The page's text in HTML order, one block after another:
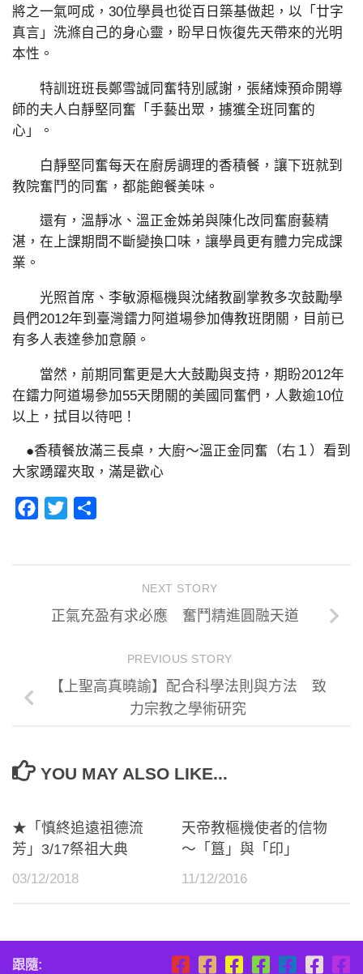
將之一氣呵成，30位學員也從百日築基做起，以「廿字
真言」洗滌自己的身心靈，盼早日恢復先天帶來的光明
本性。
特訓班班長鄭雪誠同奮特別感謝，張緒煉預命開導
師的夫人白靜堅同奮「手藝出眾，擄獲全班同奮的
心」。
白靜堅同奮每天在廚房調理的香積餐，讓下班就到
教院奮鬥的同奮，都能飽餐美味。
還有，溫靜冰、溫正金姊弟與陳化改同奮廚藝精
湛，在上課期間不斷變換口味，讓學員更有體力完成課
業。
光照首席、李敏源樞機與沈緒教副掌教多次鼓勵學
員們2012年到臺灣鐳力阿道場參加傳教班閉關，目前已
有多人表達參加意願。
當然，前期同奮更是大大鼓勵與支持，期盼2012年
在鐳力阿道場參加55天閉關的美國同奮們，人數逾10位
以上，拭目以待吧！
●香積餐放滿三長桌，大廚～溫正金同奮（右１）看到
大家踴躍夾取，滿是歡心
Facebook
Twitter
NEXT STORY
正氣充盈有求必應 奮鬥精進圓融天道
PREVIOUS STORY
【上聖高真曉諭】配合科學法則與方法 致
力宗教之學術研究
YOU MAY ALSO LIKE...
★「慎終追遠祖德流
芳」3/17祭祖大典
03/12/2018
天帝教樞機使者的信物
～「簋」與「印」
11/12/2016
跟隨: